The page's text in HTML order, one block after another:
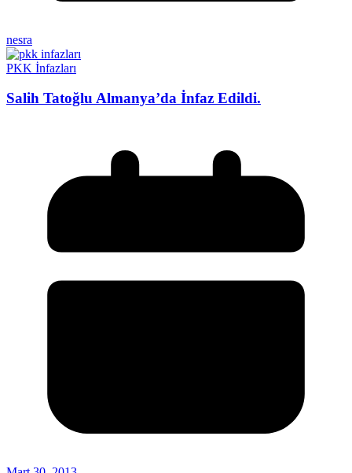
nesra
PKK İnfazları
Salih Tatoğlu Almanya’da İnfaz Edildi.